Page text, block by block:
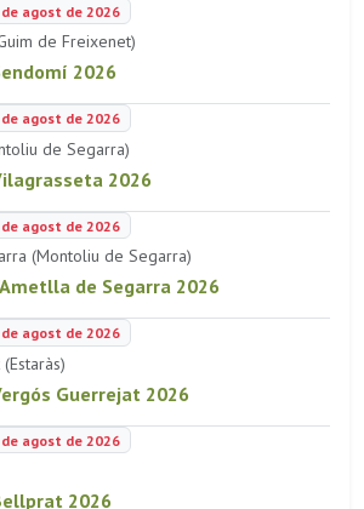
agost de 2026
de Freixenet)
2026
agost de 2026
de Segarra)
2026
agost de 2026
(Montoliu de Segarra)
de Segarra 2026
agost de 2026
Guerrejat 2026
agost de 2026
2026